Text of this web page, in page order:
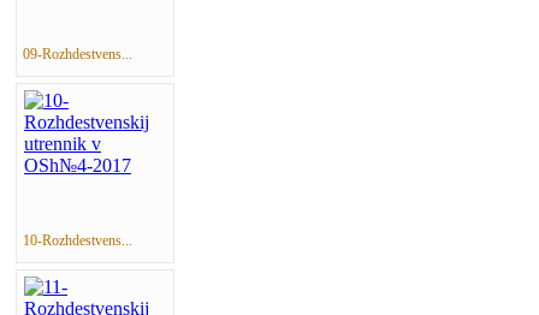
09-Rozhdestvens...
10-Rozhdestvens...